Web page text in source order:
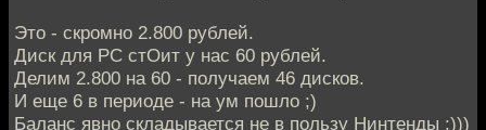
Это - скромно 2.800 рублей.
Диск для РС стОит у нас 60 рублей.
Делим 2.800 на 60 - получаем 46 дисков.
И еще 6 в периоде - на ум пошло ;)
Баланс явно складывается не в пользу Нинтенды :)))